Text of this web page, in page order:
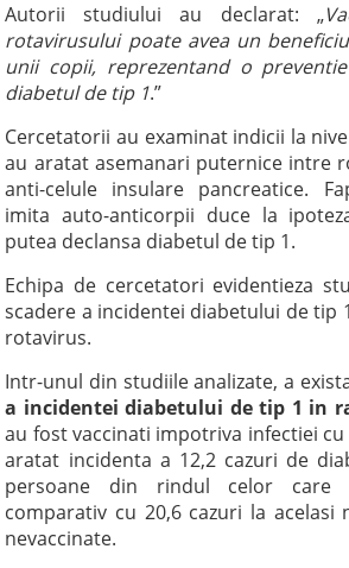
Autorii studiului au declarat: „
rotavirusului poate avea un
unii copii, reprezentand o
diabetul de tip 1.”
Cercetatorii au examinat indicii la
au aratat asemanari puternice intre
anti-celule insulare pancreatice.
imita auto-anticorpii duce la
putea declansa diabetul de tip 1.
Echipa de cercetatori evidentieza
scadere a incidentei diabetului de tip
rotavirus.
Intr-unul din studiile analizate, a
a incidentei diabetului de tip 1 in
au fost vaccinati impotriva infectiei
aratat incidenta a 12,2 cazuri de
persoane din rindul celor care
comparativ cu 20,6 cazuri la acelasi
nevaccinate.